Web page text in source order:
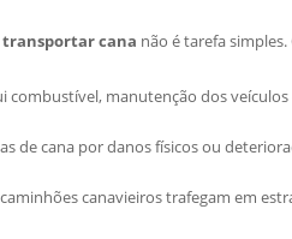
transportar cana não é tarefa
combustível, manutenção dos
de cana por danos físicos ou
canavieiros trafegam em